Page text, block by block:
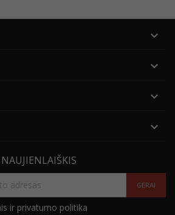




NAUJIENLAIŠKIS
ir privatumo politika